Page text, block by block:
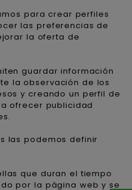
para crear perfiles
las preferencias de
la oferta de
guardar información
la observación de los
y creando un perfil de
ofrecer publicidad
las podemos definir
que duran el tiempo
por la página web y se